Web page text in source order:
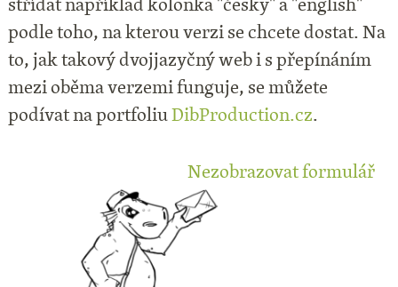
podle toho, na kterou verzi se chcete dostat. Na
to, jak takový dvojjazyčný web i s přepínáním
mezi oběma verzemi funguje, se můžete
podívat na portfoliuDibProduction.cz.
Nezobrazovat formulář